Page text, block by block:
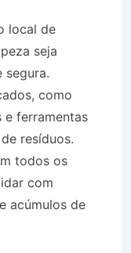
local de
seja
segura.
como
e ferramentas
resíduos.
todos os
com
acúmulos de